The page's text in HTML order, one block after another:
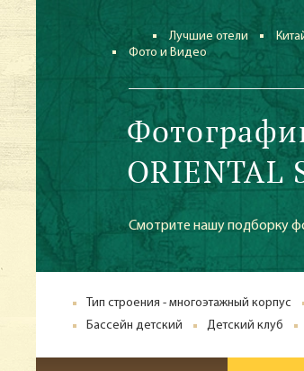
Лучшие отели
Фото и Видео
ORIENTAL
Смотрите нашу подборку
Тип строения - многоэтажный корпус
Бассейн детский
Детский клуб